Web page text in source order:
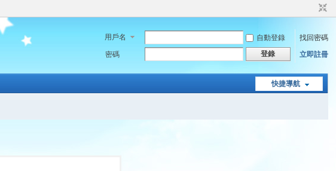
用戶名 自動登錄
找回密碼
密碼
登錄 立即註冊
快捷導航